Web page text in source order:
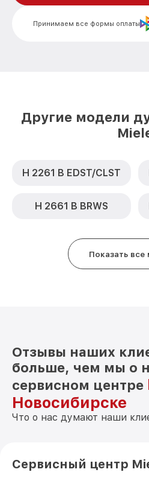
Замена термодатчика H 4412 B
Принимаем все формы оплаты
Другие модели
H 2261 B EDST/CLST
H 2661 B BRWS
Показать
Отзывы наших
больше, чем мы о
сервисном центре
Новосибирске
Что о нас думают наши
Сервисный центр